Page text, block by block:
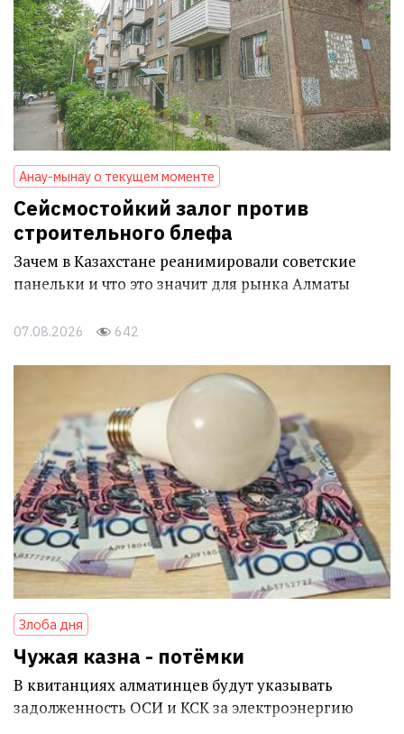
Анау-мынау о текущем моменте
Сейсмостойкий залог против
строительного блефа
Зачем в Казахстане реанимировали советские
панельки и что это значит для рынка Алматы
07.08.2026 642
Злоба дня
Чужая казна - потёмки
В квитанциях алматинцев будут указывать
задолженность ОСИ и КСК за электроэнергию